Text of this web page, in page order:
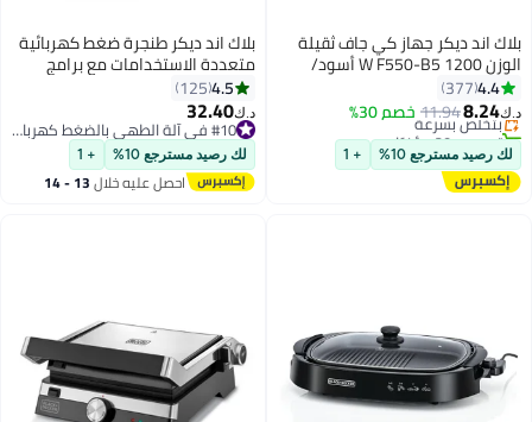
بلاك اند ديكر جهاز كي جاف ثقيلة
الوزن 1200 W F550-B5 أسود/
ذهبي/أبيض
4.4
377
د.ك‏8.24
11.94خصم 30% بتخلّص بسرعة
تم بيع +20 مؤخرًا
بتخلّص بسرعة
لك رصيد مسترجع 10% + 1
بلاك اند ديكر طنجرة ضغط كهربائية
متعددة الاستخدامات مع برامج
ذكية، ميزات أمان، آمنة للغسل في
غسالة الأطباق، تتضمن ملحقات،
وجبات سريعة وسهلة. 6 L 1000 W
PCP1000-B5 فضي/ أسود
4.5
125
د.ك‏32.40
#10 في آلة الطهي بالضغط كهربائية
لك رصيد مسترجع 10% + 1
احصل عليه خلال 13 - 14